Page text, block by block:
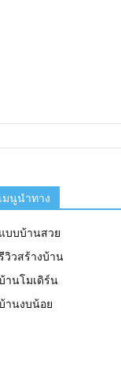
เมนูนำทาง
แบบบ้านสวย
วิวสร้างบ้าน
านโมเดิร์น
านงบน้อย